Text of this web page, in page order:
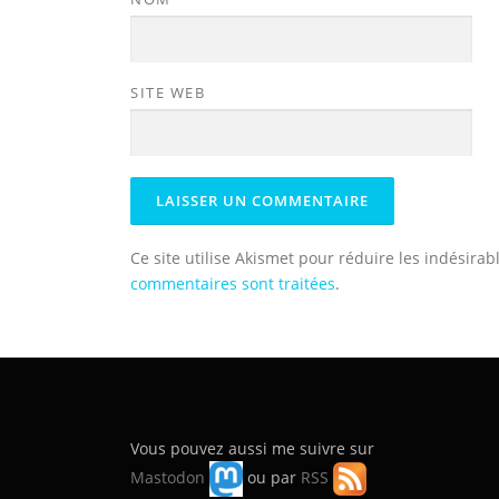
SITE WEB
Ce site utilise Akismet pour réduire les
commentaires sont traitées.
Vous pouvez aussi me suivre sur
Mastodon
ou par RSS